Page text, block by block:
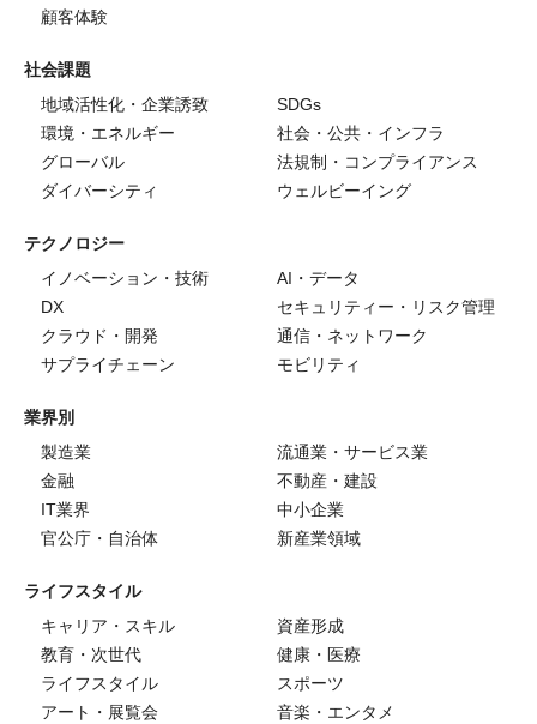
顧客体験
社会課題
地域活性化・企業誘致
SDGs
環境・エネルギー
社会・公共・インフラ
グローバル
法規制・コンプライアンス
ダイバーシティ
ウェルビーイング
テクノロジー
イノベーション・技術
AI・データ
DX
セキュリティー・リスク管理
クラウド・開発
通信・ネットワーク
サプライチェーン
モビリティ
業界別
製造業
流通業・サービス業
金融
不動産・建設
IT業界
中小企業
官公庁・自治体
新産業領域
ライフスタイル
キャリア・スキル
資産形成
教育・次世代
健康・医療
ライフスタイル
スポーツ
アート・展覧会
音楽・エンタメ